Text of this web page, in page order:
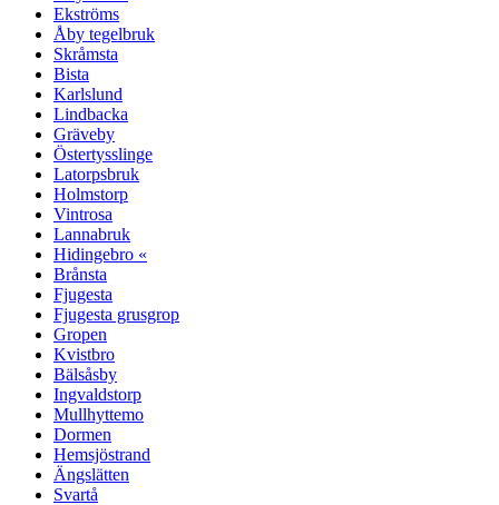
Ekströms
Åby tegelbruk
Skråmsta
Bista
Karlslund
Lindbacka
Gräveby
Östertysslinge
Latorpsbruk
Holmstorp
Vintrosa
Lannabruk
Hidingebro «
Brånsta
Fjugesta
Fjugesta grusgrop
Gropen
Kvistbro
Bälsåsby
Ingvaldstorp
Mullhyttemo
Dormen
Hemsjöstrand
Ängslätten
Svartå